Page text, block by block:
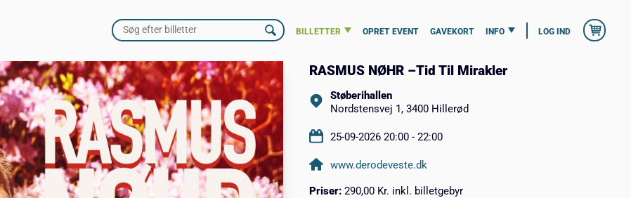
BILLETTER OPRET EVENT GAVEKORT INFO LOG IND
RASMUS NØHR –Tid Til Mirakler
Støberihallen
Nordstensvej 1, 3400 Hillerød
25-09-2026 20:00 - 22:00
www.derodeveste.dk
Priser: 290,00 Kr. inkl. billetgebyr